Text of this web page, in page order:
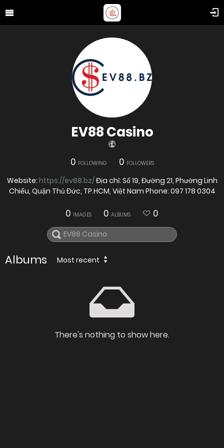
EV88 Casino
0 FOLLOWING 0 FOLLOWERS
Website: https://ev88.bz/Địa chỉ: Số 19, Đường 21, Phường Linh
Chiểu, Quận Thủ Đức, TP.HCM, Việt Nam Phone: 097 178 0304
0 IMAGES 0 ALBUMS 0
Albums Most recent
There's nothing to show here.